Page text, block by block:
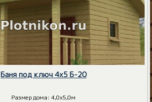
Баня под ключ 4х5 Б-20
Размер дома: 4,0х5,0м